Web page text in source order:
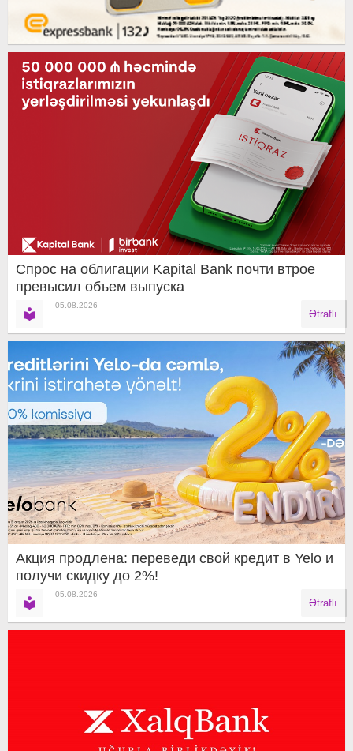
Спрос на облигации Kapital Bank почти втрое
превысил объем выпуска
05.08.2026
Ətraflı
Акция продлена: переведи свой кредит в Yelo и
получи скидку до 2%!
05.08.2026
Ətraflı